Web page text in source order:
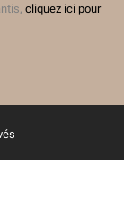
cliquez ici pour